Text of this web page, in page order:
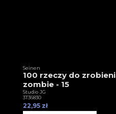
Seinen
100 rzeczy do
zombie - 15
Studio JG
3T36830
22,95 zł